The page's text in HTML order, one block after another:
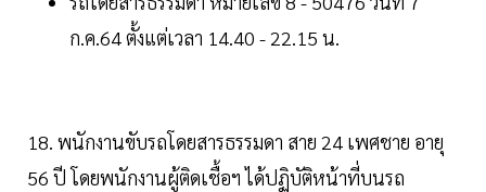
ก.ค.64 ตั้งแต่เวลา 14.40 - 22.15 น.
18. พนักงานขับรถโดยสารธรรมดา สาย 24 เพศชาย อายุ
56 ปี โดยพนักงานผู้ติดเชื้อฯ ได้ปฏิบัติหน้าที่บนรถ